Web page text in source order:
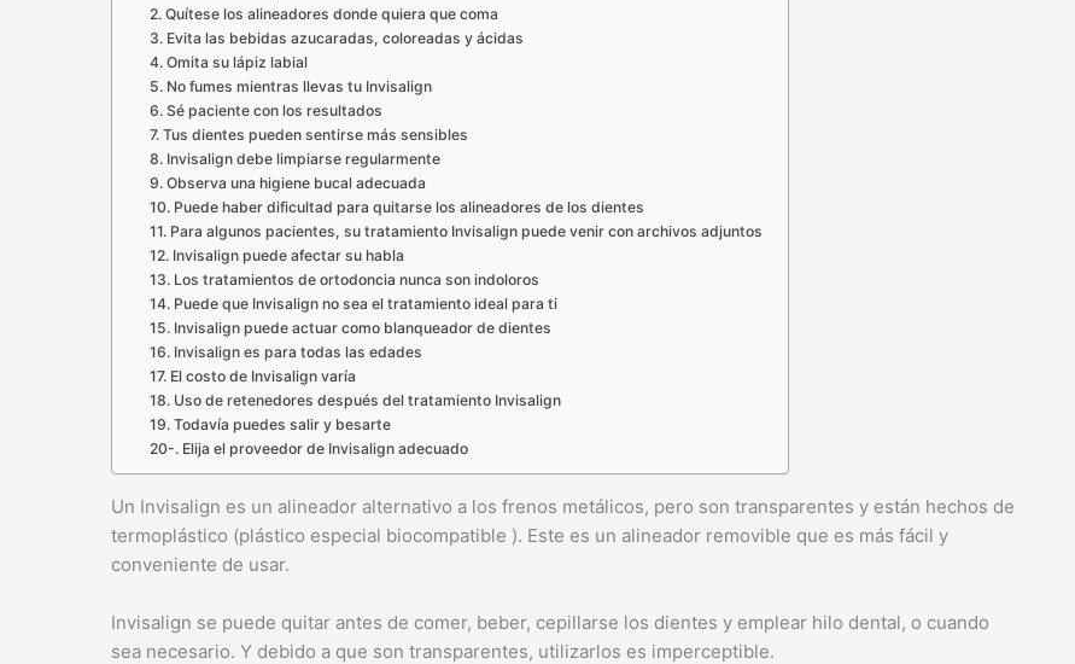
2. Quítese los alineadores donde quiera que coma
3. Evita las bebidas azucaradas, coloreadas y ácidas
4. Omita su lápiz labial
5. No fumes mientras llevas tu Invisalign
6. Sé paciente con los resultados
7. Tus dientes pueden sentirse más sensibles
8. Invisalign debe limpiarse regularmente
9. Observa una higiene bucal adecuada
10. Puede haber dificultad para quitarse los alineadores de los dientes
11. Para algunos pacientes, su tratamiento Invisalign puede venir con archivos adjuntos
12. Invisalign puede afectar su habla
13. Los tratamientos de ortodoncia nunca son indoloros
14. Puede que Invisalign no sea el tratamiento ideal para ti
15. Invisalign puede actuar como blanqueador de dientes
16. Invisalign es para todas las edades
17. El costo de Invisalign varía
18. Uso de retenedores después del tratamiento Invisalign
19. Todavía puedes salir y besarte
20-. Elija el proveedor de Invisalign adecuado
Un Invisalign es un alineador alternativo a los frenos metálicos, pero son transparentes y están hechos de
termoplástico (plástico especial biocompatible ). Este es un alineador removible que es más fácil y
conveniente de usar.
Invisalign se puede quitar antes de comer, beber, cepillarse los dientes y emplear hilo dental, o cuando
sea necesario. Y debido a que son transparentes, utilizarlos es imperceptible.